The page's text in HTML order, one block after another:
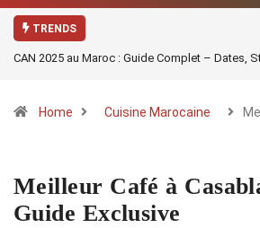
TRENDS
CAN 2025 au Maroc : Guide Complet – Dates,
Home Cuisine Marocaine
Meilleur Café à
Guide Exclusive